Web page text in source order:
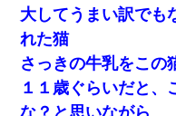
大してうまい訳でも
れた猫
さっきの牛乳をこの
１１歳ぐらいだと、
な？と思いながら